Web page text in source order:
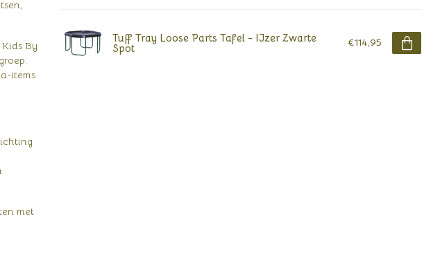
By
items
met
Tuff Tray Loose Parts Tafel - IJzer Zwarte
Spot €114,95